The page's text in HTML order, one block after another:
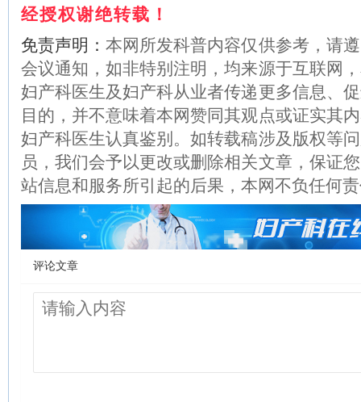
经授权谢绝转载！
免责声明：本网所发科普内容仅供参考，请
会议通知，如非特别注明，均来源于互联网
妇产科医生及妇产科从业者传递更多信息、
目的，并不意味着本网赞同其观点或证实其
妇产科医生认真鉴别。如转载稿涉及版权等
员，我们会予以更改或删除相关文章，保证
站信息和服务所引起的后果，本网不负任何
评论文章